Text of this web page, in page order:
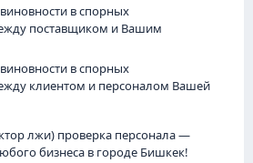
в спорных
поставщиком и Вашим
в спорных
клиентом и персоналом Вашей
лжи) проверка персонала —
бизнеса в городе Бишкек!